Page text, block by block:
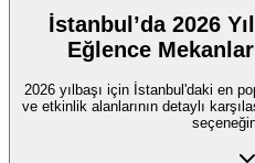
İstanbul’da 2026
Eğlence
2026 yılbaşı için İstanbul'daki en
ve etkinlik alanlarının detaylı